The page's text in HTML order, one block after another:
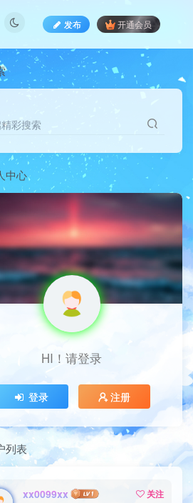
发布 开通会员
使用指定样式编号文件的页脚行
彩搜索
中心
HI！请登录
登录 注册
列表
xx0099xx
关注